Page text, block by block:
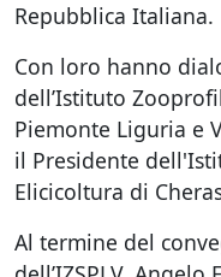
Repubblica Italiana.
Con loro hanno
dell’Istituto
Piemonte Liguria e
il Presidente
Elicicoltura di
Al termine del